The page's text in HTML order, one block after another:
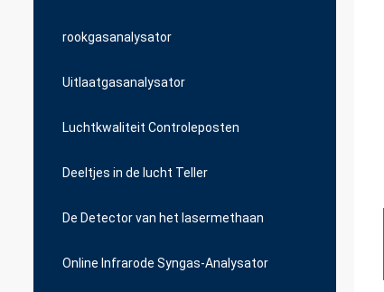
rookgasanalysator
Uitlaatgasanalysator
Luchtkwaliteit Controleposten
Deeltjes in de lucht Teller
De Detector van het lasermethaan
Online Infrarode Syngas-Analysator